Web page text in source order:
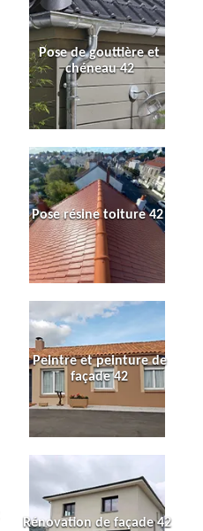
Pose de gouttière et
chéneau 42
Pose résine toiture 42
Peintre et peinture de
façade 42
Rénovation de façade 42